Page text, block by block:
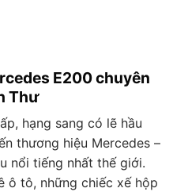
E200 chuyên
Thư
hạng sang có lẽ hầu
thương hiệu Mercedes –
nổi tiếng nhất thế giới.
ô tô, những chiếc xế hộp